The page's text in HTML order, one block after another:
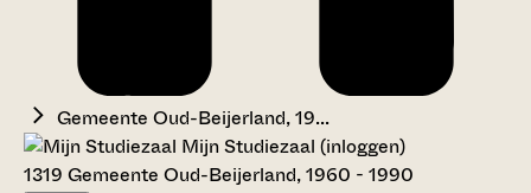
Gemeente Oud-Beijerland, 19...
Mijn Studiezaal (inloggen)
1319 Gemeente Oud-Beijerland, 1960 - 1990